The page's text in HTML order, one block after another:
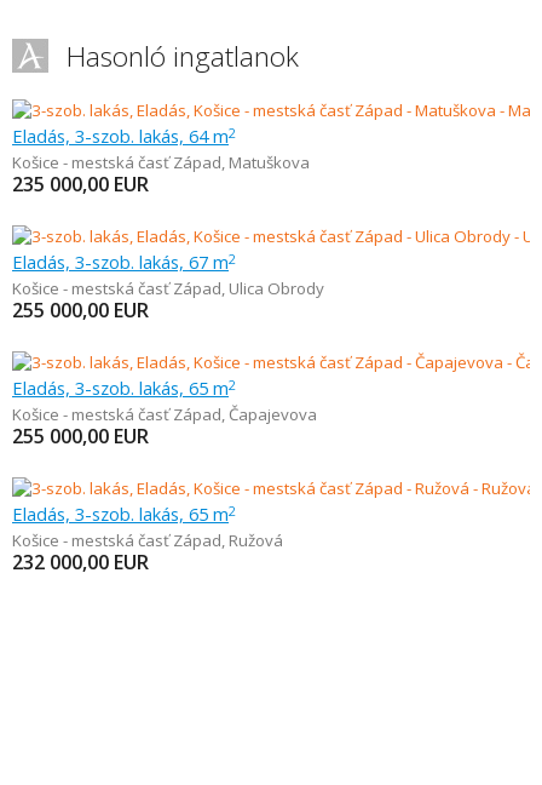
Hasonló ingatlanok
Eladás, 3-szob. lakás, 64 m2
Košice - mestská časť Západ, Matuškova
235 000,00 EUR
Eladás, 3-szob. lakás, 67 m2
Košice - mestská časť Západ, Ulica Obrody
255 000,00 EUR
Eladás, 3-szob. lakás, 65 m2
Košice - mestská časť Západ, Čapajevova
255 000,00 EUR
Eladás, 3-szob. lakás, 65 m2
Košice - mestská časť Západ, Ružová
232 000,00 EUR